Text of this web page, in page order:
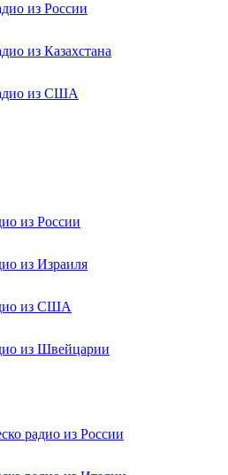
из России
из Казахстана
из США
из России
из Израиля
из США
из Швейцарии
радио из России